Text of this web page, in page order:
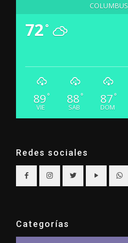
COLUMBUS
72 °
89 °
VIE
88 °
SAB
87 °
DOM
Redes sociales
Categorías